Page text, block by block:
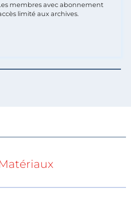
membres avec abonnement
limité aux archives.